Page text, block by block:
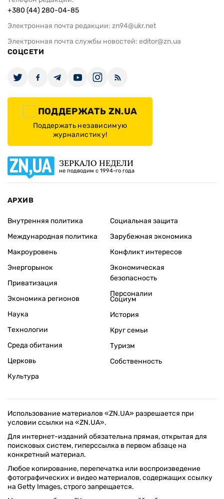
+380 (44) 280-04-85
Электронная почта редакции: zn94@ukr.net
Электронная почта службы новостей: editor@zn.ua
СОЦСЕТИ
ПОДДЕРЖАТЬ ZN.UA
Поддержать независимую
журналистику!
ЗЕРКАЛО НЕДЕЛИ
не подводим с 1994-го года
АРХИВ
Внутренняя политика
Международная политика
Макроуровень
Энергорынок
Приватизация
Экономика регионов
Социальная защита
Зарубежная экономика
Конфликт интересов
Экономическая
безопасность
Персоналии
Наука
Технологии
Среда обитания
Церковь
Культура
Социум
История
Круг семьи
Туризм
Собственность
Использование материалов «ZN.UA» разрешается при
условии ссылки на «ZN.UA».
Для интернет-изданий обязательна прямая, открытая для
поисковых систем, гиперссылка в первом абзаце на
конкретный материал.
Любое копирование, перепечатка или воспроизведение
фотографических и видео материалов, содержащих ссылку
на Getty Images, строго запрещается.